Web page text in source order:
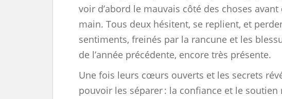
voir d’abord le mauvais côté des choses
main. Tous deux hésitent, se replient, et
sentiments, freinés par la rancune et les
de l’année précédente, encore très présente.
Une fois leurs cœurs ouverts et les secrets
pouvoir les séparer : la confiance et le soutien